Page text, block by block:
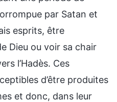
par Satan et
esprits, être
Dieu ou voir sa chair
l’Hadès. Ces
d’être produites
et donc, dans leur